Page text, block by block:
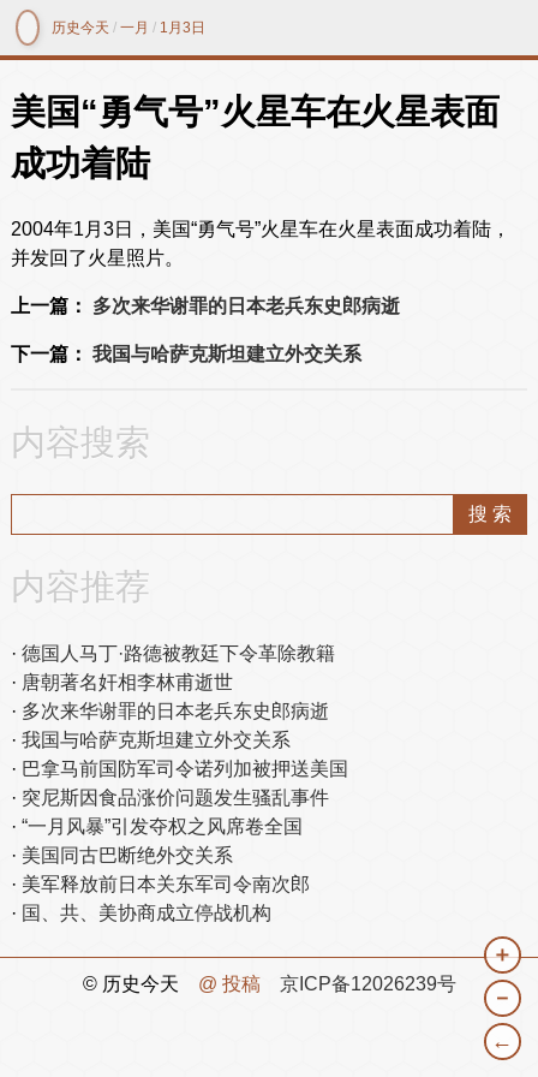
历史今天 /一月 / 1月3日
美国“勇气号”火星车在火星表面
成功着陆
2004年1月3日，美国“勇气号”火星车在火星表面成功着陆，
并发回了火星照片。
上一篇： 多次来华谢罪的日本老兵东史郎病逝
下一篇： 我国与哈萨克斯坦建立外交关系
内容搜索
内容推荐
德国人马丁·路德被教廷下令革除教籍
唐朝著名奸相李林甫逝世
多次来华谢罪的日本老兵东史郎病逝
我国与哈萨克斯坦建立外交关系
巴拿马前国防军司令诺列加被押送美国
突尼斯因食品涨价问题发生骚乱事件
“一月风暴”引发夺权之风席卷全国
美国同古巴断绝外交关系
美军释放前日本关东军司令南次郎
国、共、美协商成立停战机构
＋
－
←
© 历史今天 @ 投稿 京ICP备12026239号